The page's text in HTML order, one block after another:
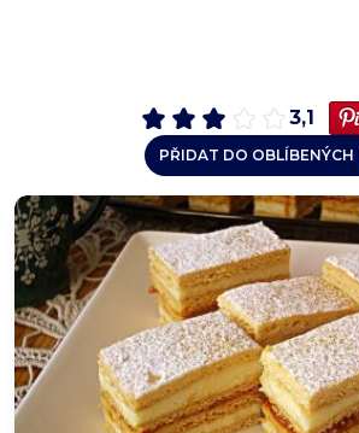
3,1
PŘIDAT DO OBLÍBENÝCH